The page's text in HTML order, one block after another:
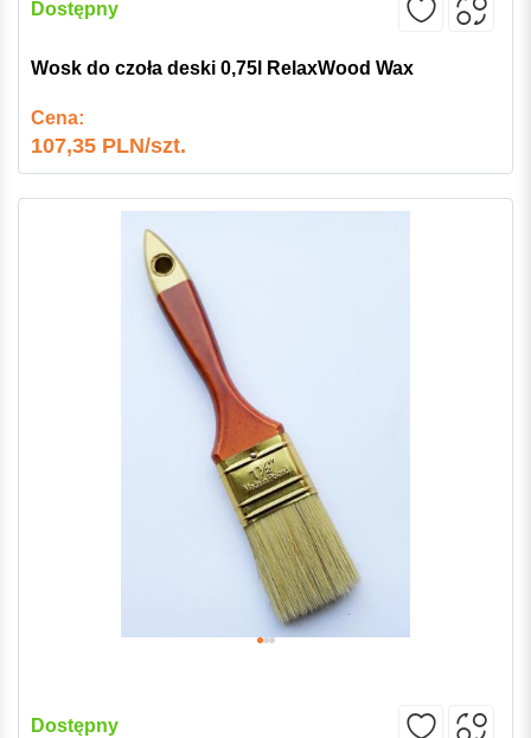
Dostępny
Wosk do czoła deski 0,75l RelaxWood Wax
Cena:
107,35 PLN/szt.
Dostępny